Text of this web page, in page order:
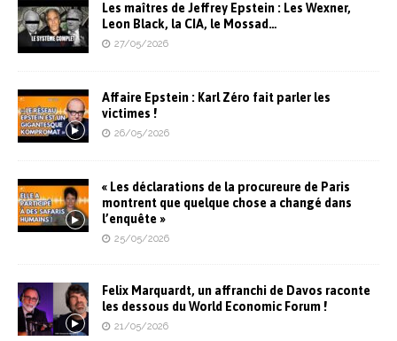
Les maîtres de Jeffrey Epstein : Les Wexner,
Leon Black, la CIA, le Mossad…
27/05/2026
Affaire Epstein : Karl Zéro fait parler les
victimes !
26/05/2026
« Les déclarations de la procureure de Paris
montrent que quelque chose a changé dans
l’enquête »
25/05/2026
Felix Marquardt, un affranchi de Davos raconte
les dessous du World Economic Forum !
21/05/2026